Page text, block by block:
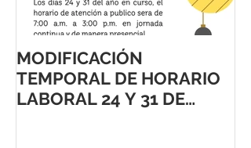
MODIFICACIÓN
TEMPORAL DE HORARIO
LABORAL 24 Y 31 DE